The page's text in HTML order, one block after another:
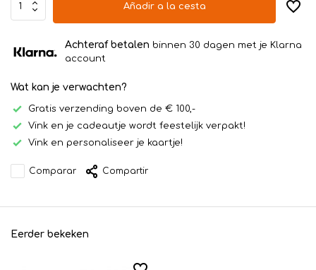
Añadir a la cesta
Achteraf betalen binnen 30 dagen met je Klarna
account
Wat kan je verwachten?
Gratis verzending boven de € 100,-
Vink en je cadeautje wordt feestelijk verpakt!
Vink en personaliseer je kaartje!
Comparar Compartir
Eerder bekeken